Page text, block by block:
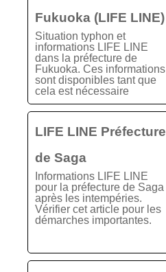
Fukuoka (LIFE LINE)
Situation typhon et
informations LIFE LINE
dans la préfecture de
Fukuoka. Ces informations
sont disponibles tant que
cela est nécessaire
LIFE LINE Préfecture
de Saga
Informations LIFE LINE
pour la préfecture de Saga
après les intempéries.
Vérifier cet article pour les
démarches importantes.